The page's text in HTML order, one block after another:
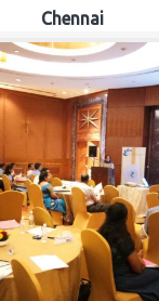
Chennai